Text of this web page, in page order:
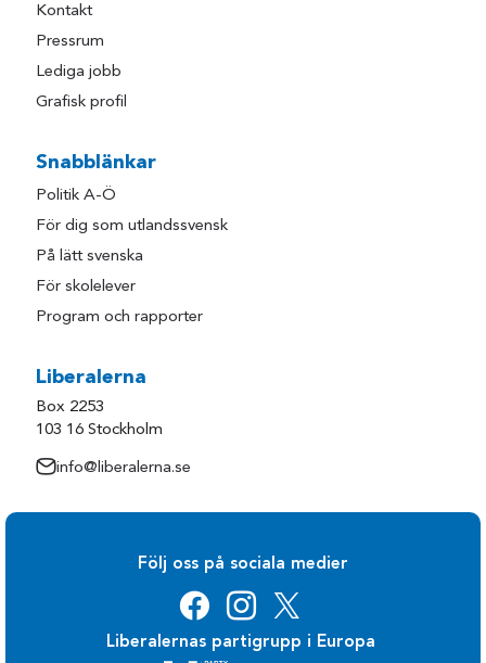
Kontakt
Pressrum
Lediga jobb
Grafisk profil
Snabblänkar
Politik A-Ö
För dig som utlandssvensk
På lätt svenska
För skolelever
Program och rapporter
Liberalerna
Box 2253
103 16 Stockholm
info@liberalerna.se
Följ oss på sociala medier
Liberalernas partigrupp i Europa